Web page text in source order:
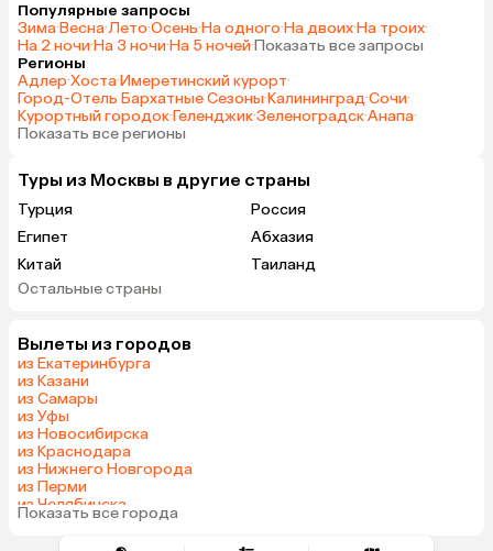
Популярные запросы
Зима·Весна·Лето·Осень·На одного·На двоих·На троих·
На 2 ночи·На 3 ночи·На 5 ночей·Показать все запросы
Регионы
Адлер·Хоста·Имеретинский курорт·
Город-Отель Бархатные Сезоны·Калининград·Сочи·
Курортный городок·Геленджик·Зеленоградск·Анапа·
Показать все регионы
Туры из Москвы в другие страны
Турция
Россия
Египет
Абхазия
Китай
Таиланд
Вьетнам
Грузия
Индонезия
Армения
Шри-Ланка
Азербайджан
Черногория
Япония
Сербия
Остальные страны
Вылеты из городов
из Екатеринбурга
из Казани
из Самары
из Уфы
из Новосибирска
из Краснодара
из Нижнего Новгорода
из Перми
из Челябинска
из Тюмени
Показать все города